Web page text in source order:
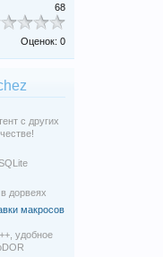
68
Оценок: 0
с других
дорвеях
макросов
удобное